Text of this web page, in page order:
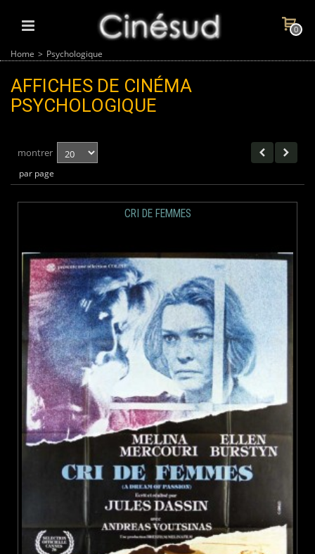
0
Home > Psychologique
AFFICHES DE CINÉMA
PSYCHOLOGIQUE
montrer
par page
CRI DE FEMMES